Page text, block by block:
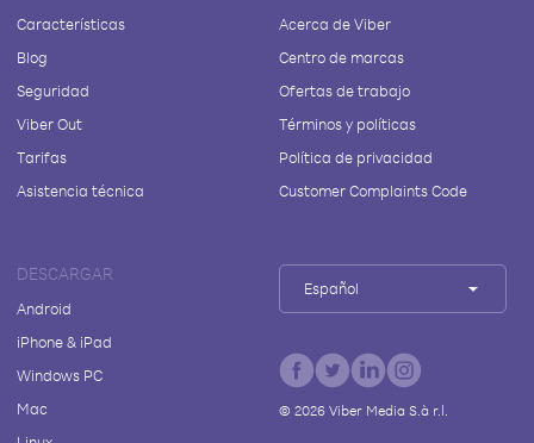
Características
Blog
Seguridad
Viber Out
Tarifas
Asistencia técnica
Acerca de Viber
Centro de marcas
Ofertas de trabajo
Términos y políticas
Política de privacidad
Customer Complaints Code
DESCARGAR
Android
iPhone & iPad
Windows PC
Mac
Español
© 2026Viber Media S.à r.l.